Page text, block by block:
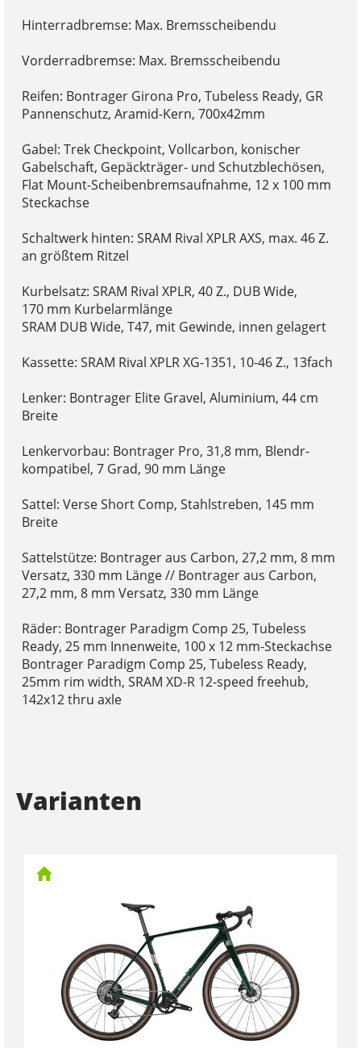
Hinterradbremse: Max. Bremsscheibendu
Vorderradbremse: Max. Bremsscheibendu
Reifen: Bontrager Girona Pro, Tubeless Ready, GR
Pannenschutz, Aramid-Kern, 700x42mm
Gabel: Trek Checkpoint, Vollcarbon, konischer
Gabelschaft, Gepäckträger- und Schutzblechösen,
Flat Mount-Scheibenbremsaufnahme, 12 x 100 mm
Steckachse
Schaltwerk hinten: SRAM Rival XPLR AXS, max. 46 Z.
an größtem Ritzel
Kurbelsatz: SRAM Rival XPLR, 40 Z., DUB Wide,
170 mm Kurbelarmlänge
SRAM DUB Wide, T47, mit Gewinde, innen gelagert
Kassette: SRAM Rival XPLR XG-1351, 10-46 Z., 13fach
Lenker: Bontrager Elite Gravel, Aluminium, 44 cm
Breite
Lenkervorbau: Bontrager Pro, 31,8 mm, Blendr-
kompatibel, 7 Grad, 90 mm Länge
Sattel: Verse Short Comp, Stahlstreben, 145 mm
Breite
Sattelstütze: Bontrager aus Carbon, 27,2 mm, 8 mm
Versatz, 330 mm Länge // Bontrager aus Carbon,
27,2 mm, 8 mm Versatz, 330 mm Länge
Räder: Bontrager Paradigm Comp 25, Tubeless
Ready, 25 mm Innenweite, 100 x 12 mm-Steckachse
Bontrager Paradigm Comp 25, Tubeless Ready,
25mm rim width, SRAM XD-R 12-speed freehub,
142x12 thru axle
Varianten